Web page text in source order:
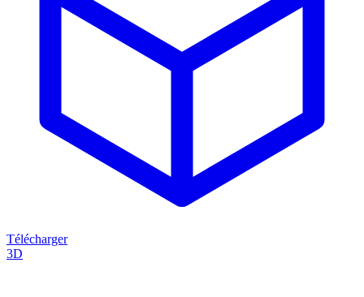
Télécharger
3D